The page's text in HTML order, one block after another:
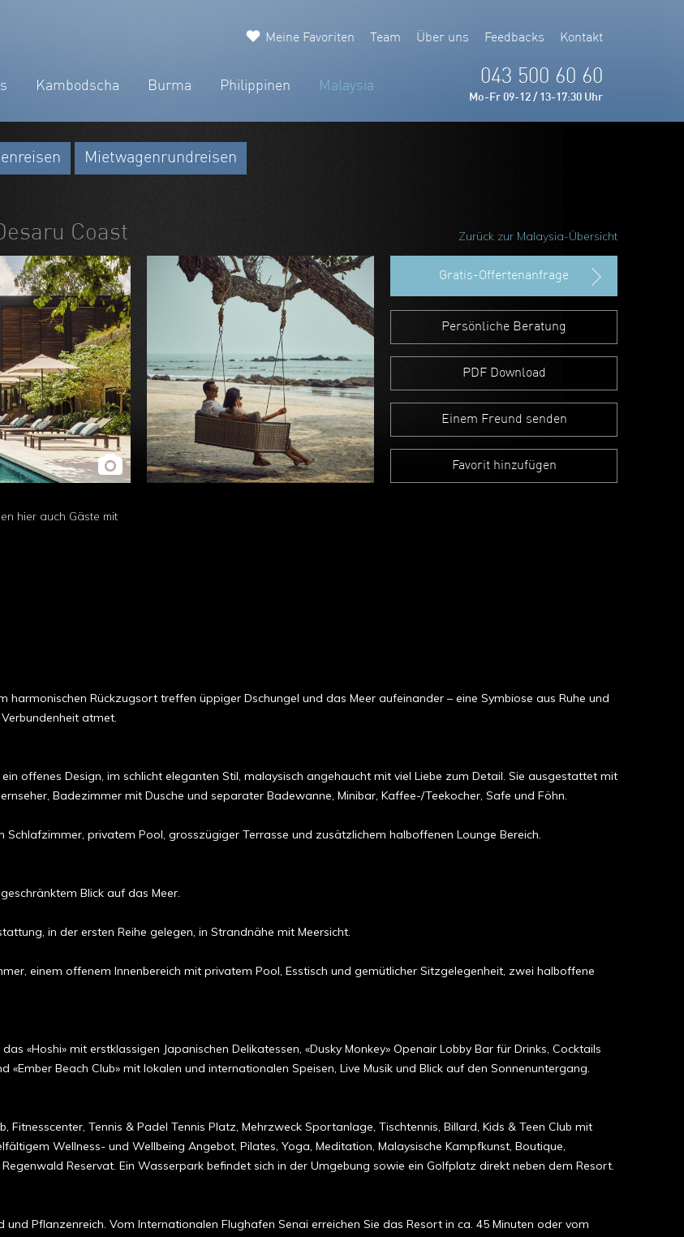
Kambodscha Burma Philippinen
Malaysia
Meine Favoriten Team Über uns Feedbacks Kontakt
043 500 60 60
Mo-Fr 09-12 / 13-17:30 Uhr
Mietwagenrundreisen
Zurück zur Malaysia-Übersicht
Coast
Gratis-Offertenanfrage
Persönliche Beratung
PDF Download
Einem Freund senden
Favorit hinzufügen
hier auch Gäste mit
Rückzugsort treffen üppiger Dschungel und das Meer aufeinander – eine Symbiose aus Ruhe und
atmet.
offenes Design, im schlicht eleganten Stil, malaysisch angehaucht mit viel Liebe zum Detail. Sie aus­ge­­stat­tet mit
Badezimmer mit Dusche und separater Badewanne, Mini­bar, Kaffee-/Tee­kocher, Safe und Föhn.
privatem Pool, grosszügiger Terrasse und zusätzlichem halboffenen Lounge Bereich.
Blick auf das Meer.
in der ersten Reihe gelegen, in Strandnähe mit Meersicht.
einem offenem Innenbereich mit privatem Pool, Esstisch und gemütlicher Sitzgelegenheit, zwei halboffene
«Hoshi» mit erstklassigen Japanischen Delikatessen, «Dusky Monkey» Openair Lobby Bar für Drinks, Cocktails
«Ember Beach Club» mit lokalen und internationalen Speisen, Live Musik und Blick auf den Sonnenuntergang.
Tennis & Padel Tennis Platz, Mehrzweck Sportanlage, Tischtennis, Billard, Kids & Teen Club mit
Wellness- und Wellbeing Angebot, Pilates, Yoga, Meditation, Malaysische Kampfkunst, Boutique,
Reservat. Ein Wasserpark befindet sich in der Umgebung sowie ein Golfplatz direkt neben dem Resort.
Pflanzenreich. Vom Internationalen Flughafen Senai erreichen Sie das Resort in ca. 45 Minuten oder vom